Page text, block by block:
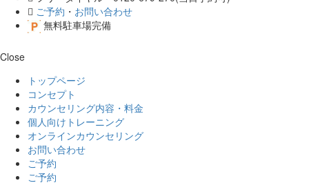
ご予約 ・ お問い合わせ
無料駐車場完備
Close
トップページ
コンセプト
カウンセリング内容・料金
個人向けトレーニング
オンラインカウンセリング
お問い合わせ
ご予約
ご予約